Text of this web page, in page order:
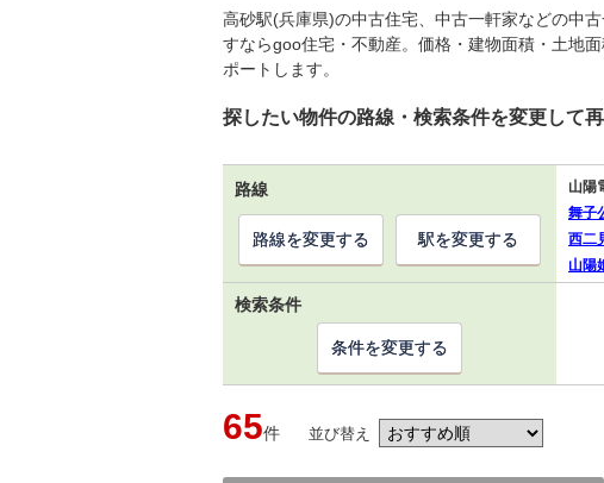
高砂駅(兵庫県)の中古住宅、中古一軒家などの中
すならgoo住宅・不動産。価格・建物面積・土地
ポートします。
探したい物件の路線・検索条件を変更して
路線 山陽
舞子
西二
山陽
路線を変更する 駅を変更する
検索条件
条件を変更する
65件 並び替え